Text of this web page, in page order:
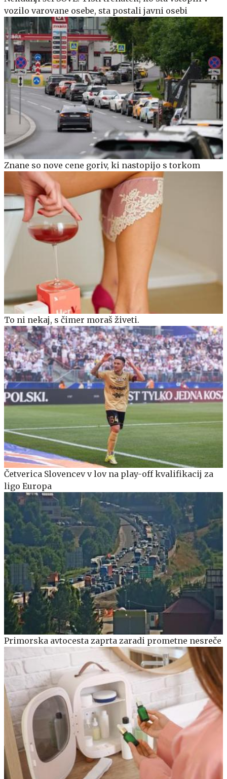
vozilo varovane osebe, sta postali javni osebi
Znane so nove cene goriv, ki nastopijo s torkom
To ni nekaj, s čimer moraš živeti.
Četverica Slovencev v lov na play-off kvalifikacij za
ligo Europa
Primorska avtocesta zaprta zaradi prometne nesreče